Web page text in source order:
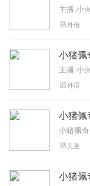
主播:小
外语
小猪佩
主播:小
外语
小猪佩
儿童
小猪佩